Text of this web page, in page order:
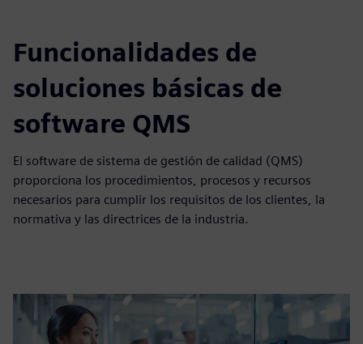
Funcionalidades de
soluciones básicas de
software QMS
El software de sistema de gestión de calidad (QMS)
proporciona los procedimientos, procesos y recursos
necesarios para cumplir los requisitos de los clientes, la
normativa y las directrices de la industria.